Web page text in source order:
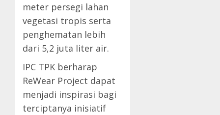
meter persegi lahan
vegetasi tropis serta
penghematan lebih
dari 5,2 juta liter air.
IPC TPK berharap
ReWear Project dapat
menjadi inspirasi bagi
terciptanya inisiatif